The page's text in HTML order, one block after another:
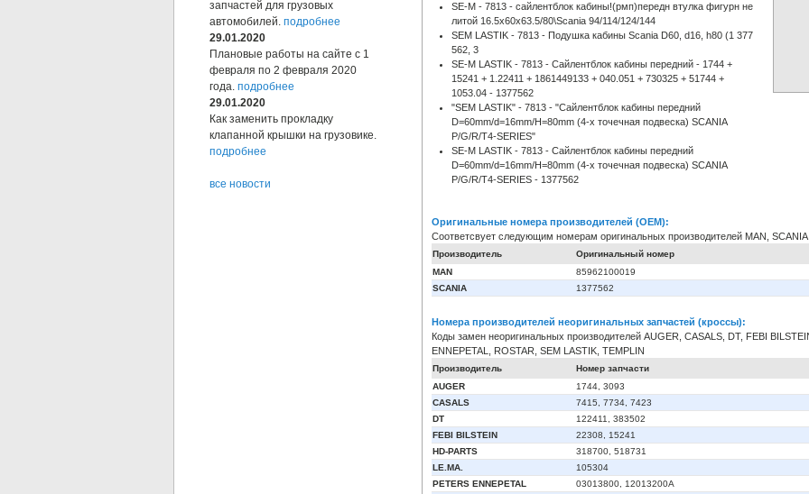
SE-M - 7813 - сайлентблок кабины!(рмп)передн втулка фигурн не
литой 16.5x60x63.5/80\Scania 94/114/124/144
SEM LASTIK - 7813 - Подушка кабины Scania D60, d16, h80 (1 377
562, 3
SE-M LASTIK - 7813 - Сайлентблок кабины передний - 1744 +
15241 + 1.22411 + 1861449133 + 040.051 + 730325 + 51744 +
1053.04 - 1377562
"SEM LASTIK" - 7813 - "Сайлентблок кабины передний
D=60mm/d=16mm/H=80mm (4-х точечная подвеска) SCANIA
P/G/R/T4-SERIES"
SE-M LASTIK - 7813 - Сайлентблок кабины передний
D=60mm/d=16mm/H=80mm (4-х точечная подвеска) SCANIA
P/G/R/T4-SERIES - 1377562
Оригинальные номера производителей (OEM):
Соответсвует следующим номерам оригинальных производителей MAN, SCANIA
Производитель
Оригинальный номер
MAN
85962100019
SCANIA
1377562
Номера производителей неоригинальных запчастей (кроссы):
Коды замен неоригинальных производителей AUGER, CASALS, DT, FEBI
ENNEPETAL, ROSTAR, SEM LASTIK, TEMPLIN
Производитель
Номер запчасти
AUGER
1744, 3093
CASALS
7415, 7734, 7423
DT
122411, 383502
FEBI BILSTEIN
22308, 15241
HD-PARTS
318700, 518731
LE.MA.
105304
PETERS ENNEPETAL
03013800, 12013200A
запчастей для грузовых
автомобилей. подробнее
29.01.2020
Плановые работы на сайте с 1
февраля по 2 февраля 2020
года. подробнее
29.01.2020
Как заменить прокладку
клапанной крышки на грузовике.
подробнее
все новости